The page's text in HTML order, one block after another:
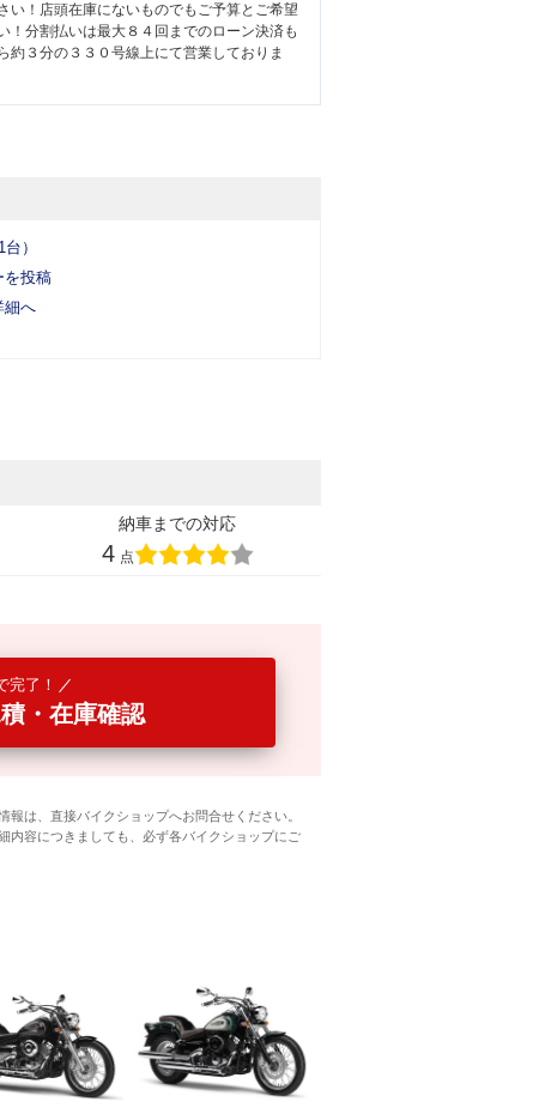
い！店頭在庫にないものでもご予算とご希望
分割払いは最大８４回までのローン決済も
３分の３３０号線上にて営業しておりま
）
を投稿
細へ
納車までの対応
4 点
完了！
積・在庫確認
は、直接バイクショップへお問合せください。
内容につきましても、必ず各バイクショップにご